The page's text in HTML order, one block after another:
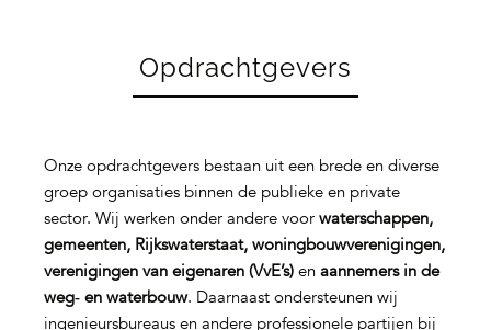
Opdrachtgevers
Onze opdrachtgevers bestaan uit een brede en diverse
groep organisaties binnen de publieke en private
sector. Wij werken onder andere voor waterschappen,
gemeenten, Rijkswaterstaat, woningbouwverenigingen,
verenigingen van eigenaren (VvE’s)en aannemers in de
weg‑ en waterbouw. Daarnaast ondersteunen wij
ingenieursbureaus en andere professionele partijen bij